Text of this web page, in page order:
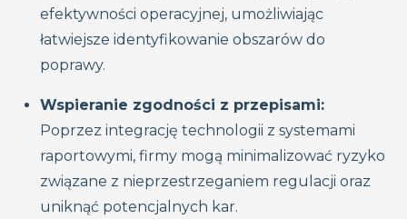
efektywności operacyjnej, umożliwiając
łatwiejsze identyfikowanie obszarów do
poprawy.
Wspieranie zgodności z przepisami:
Poprzez integrację technologii z systemami
raportowymi, firmy mogą minimalizować ryzyko
związane z nieprzestrzeganiem regulacji oraz
uniknąć potencjalnych kar.